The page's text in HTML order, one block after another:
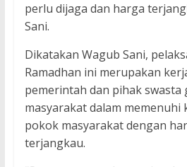
perlu dijaga dan harga
Sani.
Dikatakan Wagub Sani,
Ramadhan ini merupakan
pemerintah dan pihak swasta
masyarakat dalam
pokok masyarakat dengan
terjangkau.